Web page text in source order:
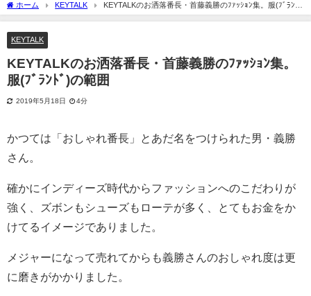
ホーム KEYTALK
KEYTALKのお洒落番長・首藤義勝のﾌｧｯｼｮﾝ集。服(ﾌﾞﾗﾝ
ﾄﾞ)の範囲
KEYTALK
KEYTALKのお洒落番長・首藤義勝のﾌｧｯｼｮﾝ集。
服(ﾌﾞﾗﾝﾄﾞ)の範囲
2019年5月18日 4分
かつては「おしゃれ番長」とあだ名をつけられた男・義勝
さん。
確かにインディーズ時代からファッションへのこだわりが
強く、ズボンもシューズもローテが多く、とてもお金をか
けてるイメージでありました。
メジャーになって売れてからも義勝さんのおしゃれ度は更
に磨きがかかりました。